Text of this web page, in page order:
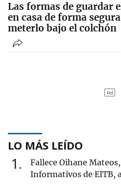
Las formas de guardar
en casa de forma
meterlo bajo el colchón
LO MÁS LEÍDO
1
Fallece Oihane
Informativos de EITB,